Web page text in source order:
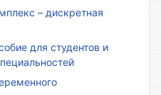
– дискретная
для студентов и